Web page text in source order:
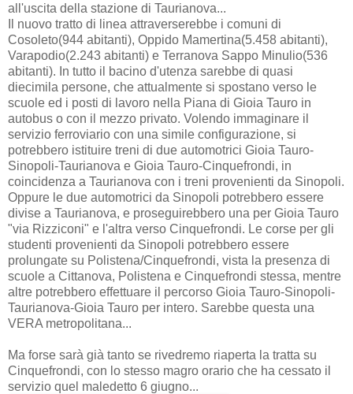
all'uscita della stazione di Taurianova...
Il nuovo tratto di linea attraverserebbe i comuni di
Cosoleto(944 abitanti), Oppido Mamertina(5.458 abitanti),
Varapodio(2.243 abitanti) e Terranova Sappo Minulio(536
abitanti). In tutto il bacino d'utenza sarebbe di quasi
diecimila persone, che attualmente si spostano verso le
scuole ed i posti di lavoro nella Piana di Gioia Tauro in
autobus o con il mezzo privato. Volendo immaginare il
servizio ferroviario con una simile configurazione, si
potrebbero istituire treni di due automotrici Gioia Tauro-
Sinopoli-Taurianova e Gioia Tauro-Cinquefrondi, in
coincidenza a Taurianova con i treni provenienti da Sinopoli.
Oppure le due automotrici da Sinopoli potrebbero essere
divise a Taurianova, e proseguirebbero una per Gioia Tauro
"via Rizziconi" e l'altra verso Cinquefrondi. Le corse per gli
studenti provenienti da Sinopoli potrebbero essere
prolungate su Polistena/Cinquefrondi, vista la presenza di
scuole a Cittanova, Polistena e Cinquefrondi stessa, mentre
altre potrebbero effettuare il percorso Gioia Tauro-Sinopoli-
Taurianova-Gioia Tauro per intero. Sarebbe questa una
VERA metropolitana...
Ma forse sarà già tanto se rivedremo riaperta la tratta su
Cinquefrondi, con lo stesso magro orario che ha cessato il
servizio quel maledetto 6 giugno...